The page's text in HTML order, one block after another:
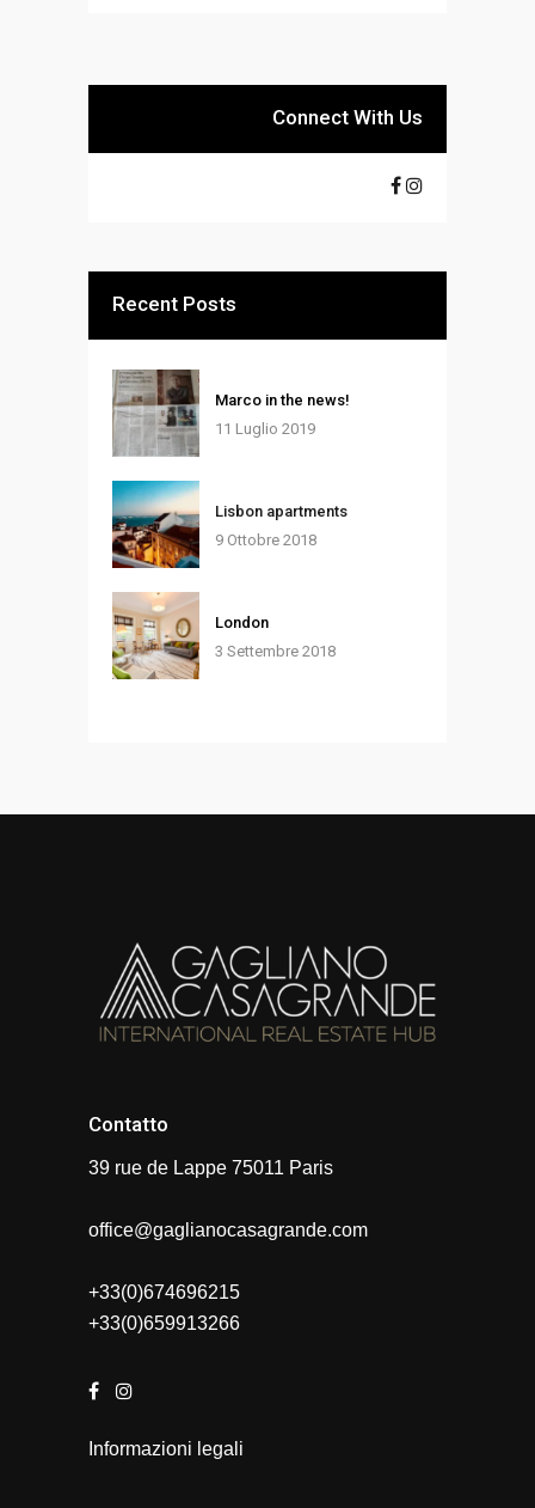
Connect With Us
Recent Posts
Marco in the news!
11 Luglio 2019
Lisbon apartments
9 Ottobre 2018
London
3 Settembre 2018
Contatto
39 rue de Lappe 75011 Paris
office@gaglianocasagrande.com
+33(0)674696215
+33(0)659913266
Informazioni legali